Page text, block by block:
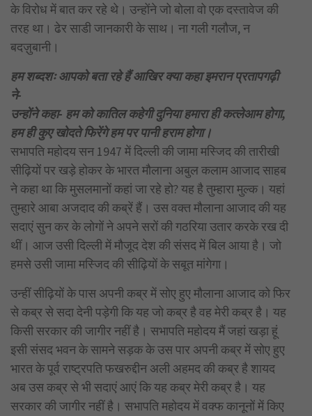
के विरोध में बात कर रहे थे। उन्होंने जो बोला वो एक दस्तावेज की
तरह था। ढेर साडी जानकारी के साथ। ना गली गलौज, न
बदज़ुबानी।
हम शब्दशः आपको बता रहे हैं आखिर क्या कहा इमरान प्रतापगढ़ी
ने-
उन्होंने कहा- हम को कातिल कहेगी दुनिया हमारा ही कत्लेआम होगा,
हम ही कुए खोदते फिरेंगे हम पर पानी हराम होगा।
सभापति महोदय सन 1947 में दिल्ली की जामा मस्जिद की तारीखी
सीढ़ियों पर खड़े होकर के भारत मौलाना अबुल कलाम आजाद साहब
ने कहा था कि मुसलमानों कहां जा रहे हो? यह है तुम्हारा मुल्क। यहां
तुम्हारे आबा अजदाद की कब्रें हैं। उस वक्त मौलाना आजाद की यह
सदाएं सुन कर के लोगों ने अपने सरों की गठरिया उतार करके रख दी
थीं। आज उसी दिल्ली में मौजूद देश की संसद में बिल आया है। जो
हमसे उसी जामा मस्जिद की सीढ़ियों के सबूत मांगेगा।
उन्हीं सीढ़ियों के पास अपनी कब्र में सोए हुए मौलाना आजाद को फिर
से कब्र से सदा देनी पड़ेगी कि यह जो कब्र है वह मेरी कब्र है। यह
किसी सरकार की जागीर नहीं है। सभापति महोदय मैं जहां खड़ा हूं
इसी संसद भवन के सामने सड़क के उस पार अपनी कब्र में सोए हुए
भारत के पूर्व राष्ट्रपति फखरुद्दीन अली अहमद की कब्र है शायद
अब उस कब्र से भी सदाएं आएं कि यह कब्र मेरी कब्र है। यह
सरकार की जागीर नहीं है। सभापति महोदय में वक्फ कानूनों में किए